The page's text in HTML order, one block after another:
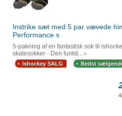
Instrike sæt med 5 par vævede
Performance s
5-pakning af en fantastisk sok til
skatesokker - Den funkti...
Ishockey SALG Bedst